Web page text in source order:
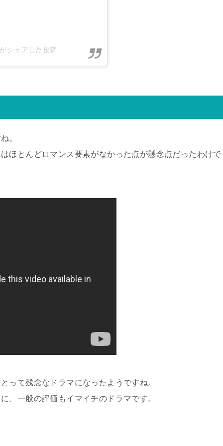
シェアした投稿
。
ほとんどロマンス要素がなかった点が懸念点だったわけで
って残念なドラマになったようですね。
、一般の評価もイマイチのドラマです。